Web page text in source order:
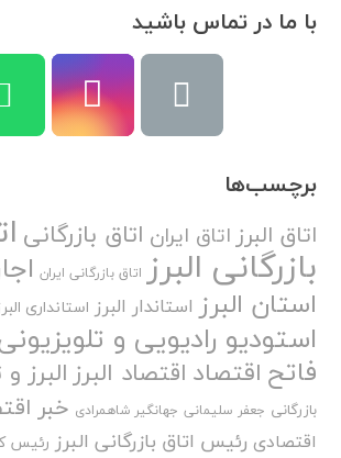
با ما در تماس باشید
برچسب‌ها
اتاق البرز اتاق ایران اتاق بازرگانی
بازرگانی البرز اتاق بازرگانی ایران
استان البرز استاندار البرز استانداری
استودیو رادیویی و
فاتح اقتصاد اقتصاد البرزالبرز
بازرگانی جعفر سلیمانی جهانگیر شاهمرادی خبر
اقتصادی رئیس اتاق بازرگانی البرز رئیس